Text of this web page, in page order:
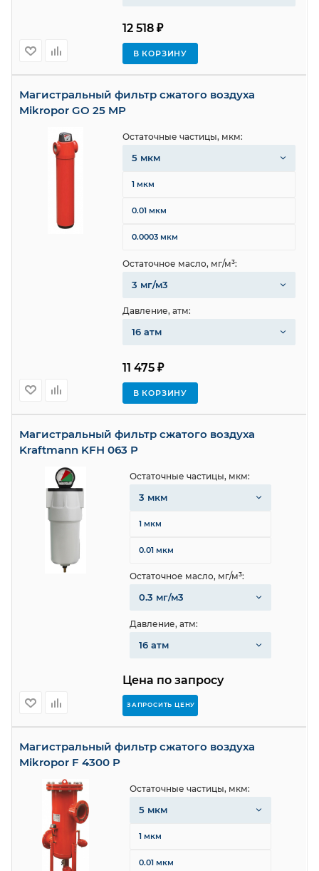
12 518 ₽
В КОРЗИНУ
Магистральный фильтр сжатого воздуха
Mikropor GO 25 MP
11 475 ₽
В КОРЗИНУ
Остаточные частицы, мкм:
5 мкм
1 мкм
0.01 мкм
0.0003 мкм
Остаточное масло, мг/м³:
3 мг/м3
Давление, атм:
16 атм
Магистральный фильтр сжатого воздуха
Kraftmann KFH 063 P
Цена по запросу
ЗАПРОСИТЬ ЦЕНУ
Остаточные частицы, мкм:
3 мкм
1 мкм
0.01 мкм
Остаточное масло, мг/м³:
0.3 мг/м3
Давление, атм:
16 атм
Магистральный фильтр сжатого воздуха
Mikropor F 4300 P
Остаточные частицы, мкм:
5 мкм
1 мкм
0.01 мкм